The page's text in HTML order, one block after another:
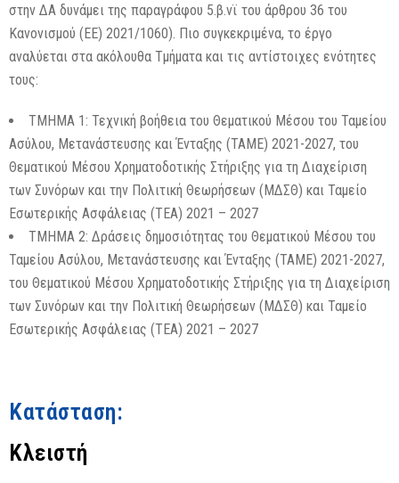
στην ΔΑ δυνάμει της παραγράφου 5.β.νϊ του άρθρου 36 του
Κανονισμού (ΕΕ) 2021/1060). Πιο συγκεκριμένα, το έργο
αναλύεται στα ακόλουθα Τμήματα και τις αντίστοιχες ενότητες
τους:
ΤΜΗΜΑ 1: Τεχνική βοήθεια του Θεματικού Μέσου του Ταμείου
Ασύλου, Μετανάστευσης και Ένταξης (ΤΑΜΕ) 2021-2027, του
Θεματικού Μέσου Χρηματοδοτικής Στήριξης για τη Διαχείριση
των Συνόρων και την Πολιτική Θεωρήσεων (ΜΔΣΘ) και Ταμείο
Εσωτερικής Ασφάλειας (ΤΕΑ) 2021 – 2027
ΤΜΗΜΑ 2: Δράσεις δημοσιότητας του Θεματικού Μέσου του
Ταμείου Ασύλου, Μετανάστευσης και Ένταξης (ΤΑΜΕ) 2021-2027,
του Θεματικού Μέσου Χρηματοδοτικής Στήριξης για τη Διαχείριση
των Συνόρων και την Πολιτική Θεωρήσεων (ΜΔΣΘ) και Ταμείο
Εσωτερικής Ασφάλειας (ΤΕΑ) 2021 – 2027
Κατάσταση:
Κλειστή